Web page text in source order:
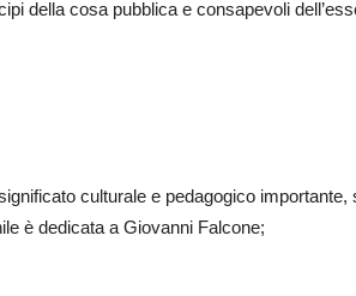
della cosa pubblica e consapevoli
culturale e pedagogico importante,
è dedicata a Giovanni Falcone;